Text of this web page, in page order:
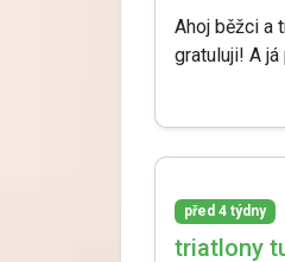
Ahoj běžci a
gratuluji! A
před 4 týdny
triatlony